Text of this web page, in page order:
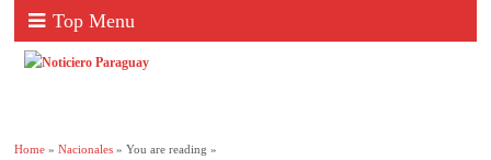
Top Menu
Home »Nacionales » You are reading »